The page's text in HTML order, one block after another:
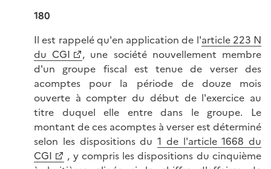
180
Il est rappelé qu'en application de l'article 223 N
du CGI
, une société nouvellement membre
d'un groupe fiscal est tenue de verser des
acomptes pour la période de douze mois
ouverte à compter du début de l'exercice au
titre duquel elle entre dans le groupe. Le
montant de ces acomptes à verser est déterminé
selon les dispositions du 1 de l'article 1668 du
CGI
, y compris les dispositions du cinquième